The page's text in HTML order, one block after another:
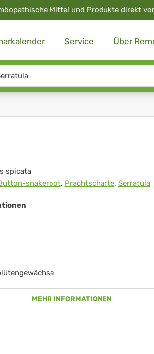
Mittel und Produkte direkt
Service Über
spicata
snakeroot, Prachtscharte, Serratula
MEHR INFORMATIONEN